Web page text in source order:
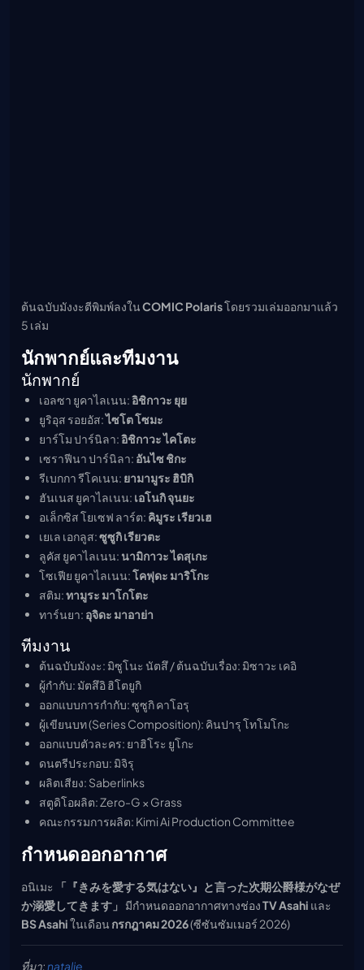
ต้นฉบับมังงะตีพิมพ์ลงในCOMIC Polarisโดยรวมเล่มออกมาแล้ว
5 เล่ม
นักพากย์และทีมงาน
นักพากย์
เอลซา ยูคาไลเนน:อิชิกาวะ ยุย
ยูริอุส รอยอัส:ไซโต โซมะ
ยาร์โม ปาร์นิลา:อิชิกาวะ ไคโตะ
เซราฟีนา ปาร์นิลา: อันไซ ชิกะ
รีเบกกา รีโคเนน: ยามามูระ ฮิบิกิ
ฮันเนส ยูคาไลเนน: เอโนกิ จุนยะ
อเล็กซิส โยเซฟ ลาร์ต: คิมูระ เรียวเฮ
เยเล เอกลูส:ซูซูกิ เรียวตะ
ลูคัส ยูคาไลเนน: นามิกาวะ ไดสุเกะ
โซเฟีย ยูคาไลเนน:โคฟุดะ มาริโกะ
สติม:ทามูระ มาโกโตะ
ทาร์นยา: อุจิดะ มาอาย่า
ทีมงาน
ต้นฉบับมังงะ: มิซูโนะ นัตสึ / ต้นฉบับเรื่อง: มิซาวะ เคอิ
ผู้กำกับ: มัตสึอิ ฮิโตยูกิ
ออกแบบการกำกับ: ซูซูกิ คาโอรุ
ผู้เขียนบท (Series Composition): คินปารุ โทโมโกะ
ออกแบบตัวละคร: ยาฮิโระ ยูโกะ
ดนตรีประกอบ: มิจิรุ
ผลิตเสียง: Saberlinks
สตูดิโอผลิต: Zero-G × Grass
คณะกรรมการผลิต: Kimi Ai Production Committee
กำหนดออกอากาศ
อนิเมะ
「『きみを愛する気はない』と言った次期公爵様がなぜ
か溺愛してきます」 มีกำหนดออกอากาศทางช่องTV Asahi และ
BS Asahiในเดือน กรกฎาคม 2026(ซีซันซัมเมอร์ 2026)
ที่มา:natalie